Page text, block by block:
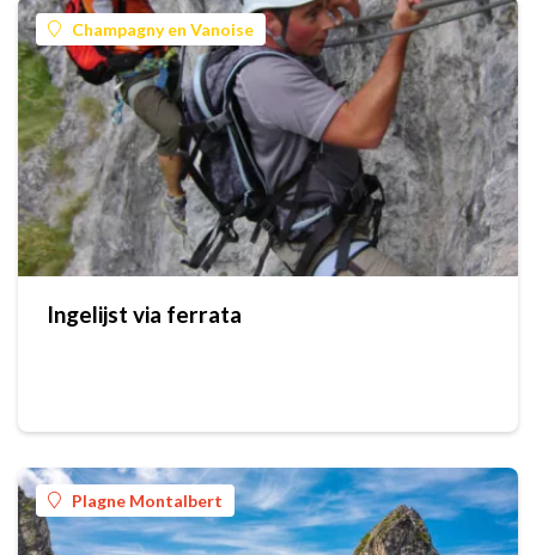
Champagny en Vanoise
Ingelijst via ferrata
Plagne Montalbert